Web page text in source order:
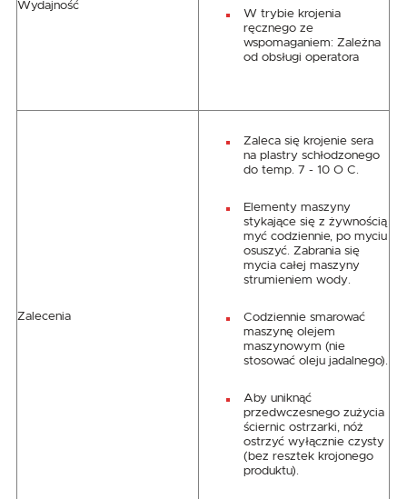
Wydajność
W trybie krojenia
ręcznego ze
wspomaganiem: Zależna
od obsługi operatora
Zalecenia
Zaleca się krojenie sera
na plastry schłodzonego
do temp. 7 - 10 O C.
Elementy maszyny
stykające się z żywnością
myć codziennie, po myciu
osuszyć. Zabrania się
mycia całej maszyny
strumieniem wody.
Codziennie smarować
maszynę olejem
maszynowym (nie
stosować oleju jadalnego).
Aby uniknąć
przedwczesnego zużycia
ściernic ostrzarki, nóż
ostrzyć wyłącznie czysty
(bez resztek krojonego
produktu).